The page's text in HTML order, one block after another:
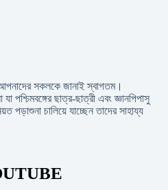
সকলকে জানাই স্বাগতম।
পশ্চিমবঙ্গের ছাত্র-ছাত্রী এবং জ্ঞানপিপাসু
পড়াশুনা চালিয়ে যাচ্ছেন তাদের সাহায্য